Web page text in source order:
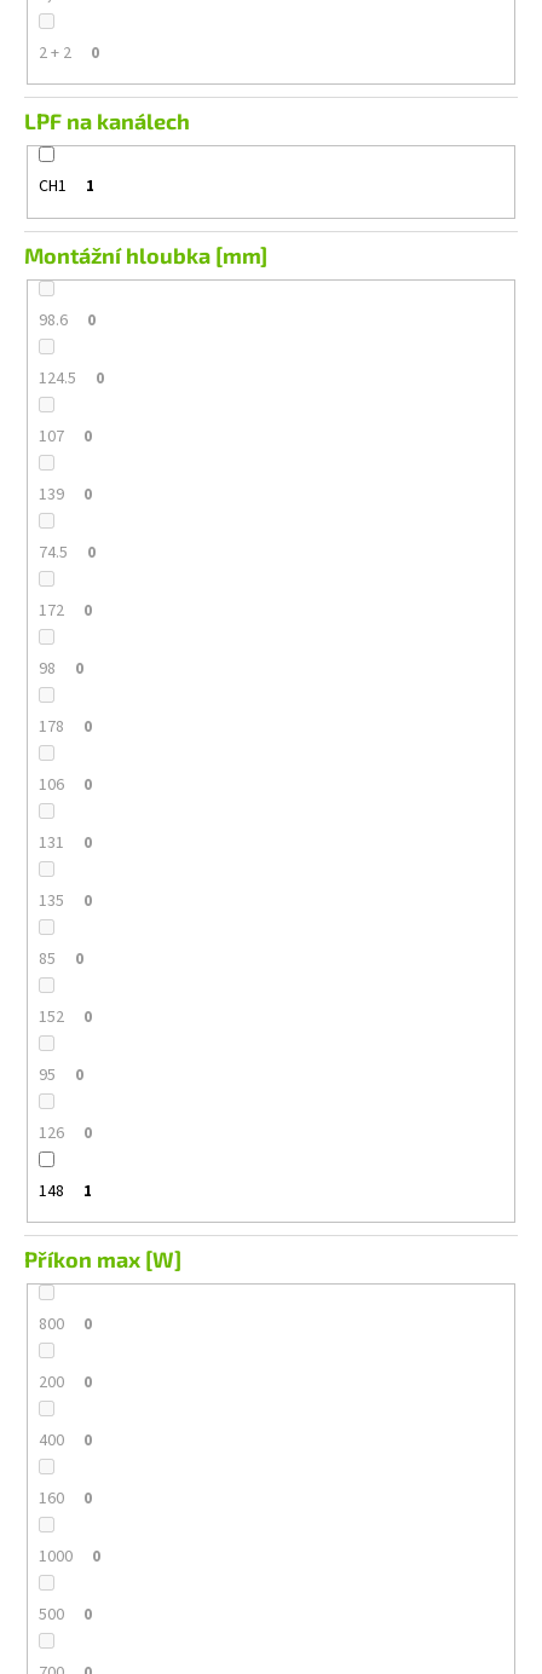
2 + 2 0
LPF na kanálech
CH1 1
Montážní hloubka [mm]
98.6 0
124.5 0
107 0
139 0
74.5 0
172 0
98 0
178 0
106 0
131 0
135 0
85 0
152 0
95 0
126 0
148 1
Příkon max [W]
800 0
200 0
400 0
160 0
1000 0
500 0